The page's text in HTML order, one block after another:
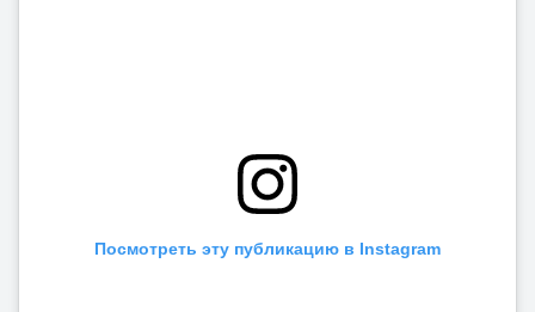
Посмотреть эту публикацию в Instagram